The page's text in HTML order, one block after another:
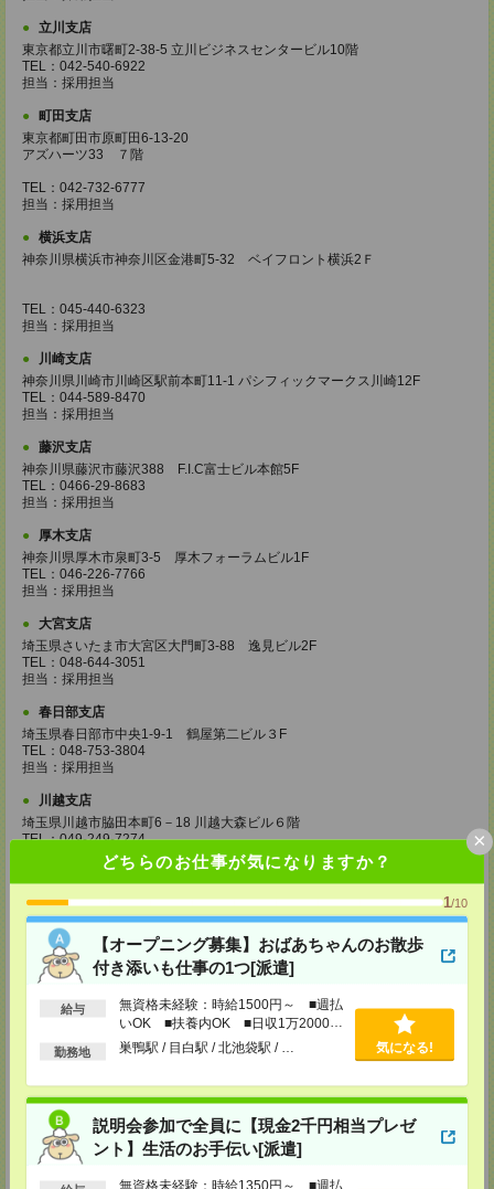
どちらのお仕事が気になりますか？
1/10
【オープニング募集】おばあちゃんのお散歩
付き添いも仕事の1つ[派遣]
給与
無資格未経験：時給1500円～ ■週払
いOK ■扶養内OK ■日収1万2000円
以上
勤務地 巣鴨駅 / 目白駅 / 北池袋駅 / … 気になる!
説明会参加で全員に【現金2千円相当プレゼ
ント】生活のお手伝い[派遣]
無資格未経験：時給1350円～ ■週払
×
立川支店
東京都立川市曙町2-38-5 立川ビジネスセンタービル10階
TEL：042-540-6922
担当：採用担当
町田支店
東京都町田市原町田6-13-20
アズハーツ33 ７階
TEL：042-732-6777
担当：採用担当
横浜支店
神奈川県横浜市神奈川区金港町5‐32 ベイフロント横浜2Ｆ
TEL：045-440-6323
担当：採用担当
川崎支店
神奈川県川崎市川崎区駅前本町11-1 パシフィックマークス川崎12F
TEL：044-589-8470
担当：採用担当
藤沢支店
神奈川県藤沢市藤沢388 F.I.C富士ビル本館5F
TEL：0466-29-8683
担当：採用担当
厚木支店
神奈川県厚木市泉町3-5 厚木フォーラムビル1F
TEL：046-226-7766
担当：採用担当
大宮支店
埼玉県さいたま市大宮区大門町3-88 逸見ビル2F
TEL：048-644-3051
担当：採用担当
春日部支店
埼玉県春日部市中央1-9-1 鶴屋第二ビル３F
TEL：048-753-3804
担当：採用担当
川越支店
埼玉県川越市脇田本町6－18 川越大森ビル６階
TEL：049-249-7274
担当：採用担当
千葉支店
千葉県千葉市中央区富士見1-1-1 千葉駅前ビル8F
TEL：043-307-8867
担当：採用担当
西船橋支店
千葉県船橋市印内町594-1 西船橋NSTビル2F
TEL：047-410-0204
千葉県松戸市本町18-4 NBF松戸ビル5F
TEL：047-700-5726
担当：採用担当
成田支店
千葉県成田市花崎816-2 田村ビル2階